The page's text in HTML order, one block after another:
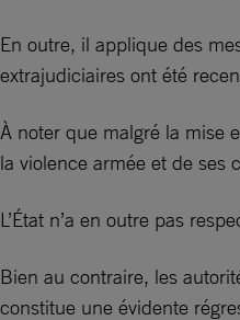
En outre, il applique des
extrajudiciaires ont été
À noter que malgré la mise
la violence armée et de ses
L’État n’a en outre pas
Bien au contraire, les
constitue une évidente